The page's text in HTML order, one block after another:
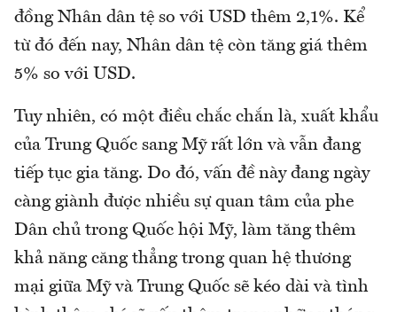
đồng Nhân dân tệ so với USD thêm 2,1%. Kể
từ đó đến nay, Nhân dân tệ còn tăng giá thêm
5% so với USD.
Tuy nhiên, có một điều chắc chắn là, xuất khẩu
của Trung Quốc sang Mỹ rất lớn và vẫn đang
tiếp tục gia tăng. Do đó, vấn đề này đang ngày
càng giành được nhiều sự quan tâm của phe
Dân chủ trong Quốc hội Mỹ, làm tăng thêm
khả năng căng thẳng trong quan hệ thương
mại giữa Mỹ và Trung Quốc sẽ kéo dài và tình